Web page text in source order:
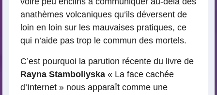
anathèmes volcaniques qu’ils déversent de
loin en loin sur les mauvaises pratiques, ce
qui n’aide pas trop le commun des mortels.
C’est pourquoi la parution récente du livre de
Rayna Stamboliyska « La face cachée
d’Internet » nous apparaît comme une